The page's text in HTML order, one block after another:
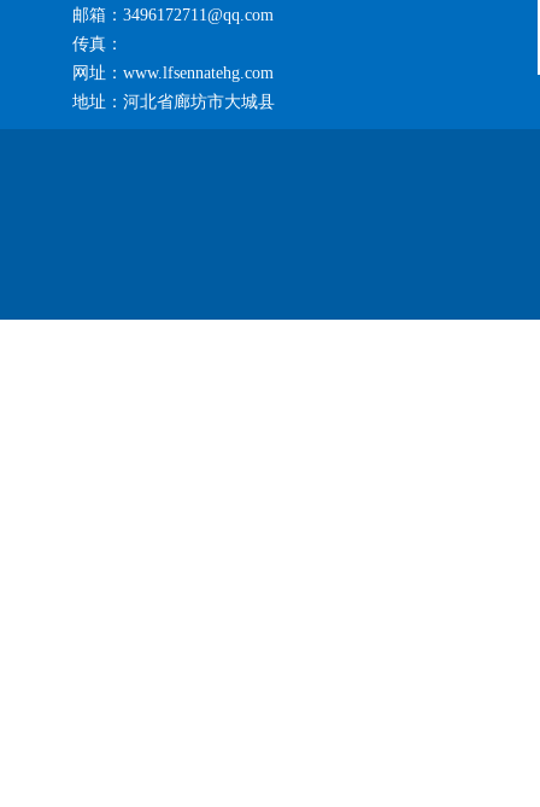
邮箱：3496172711@qq.com
传真：
网址：www.lfsennatehg.com
地址：河北省廊坊市大城县